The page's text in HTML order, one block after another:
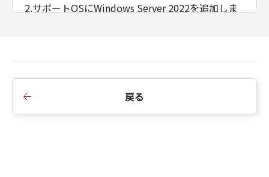
2.サポートOSにWindows Server 2022を追加しま
戻る